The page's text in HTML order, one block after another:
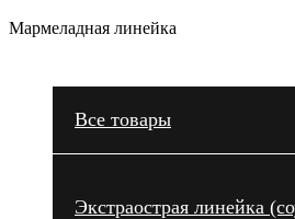
Мармеладная линейка
Все товары
Экстраострая линейка